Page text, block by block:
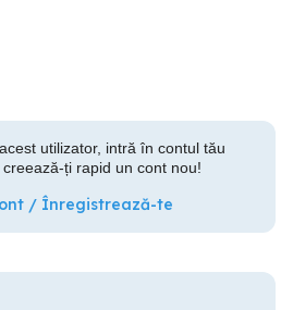
utilizator, intră în contul tău
ți rapid un cont nou!
/ Înregistrează-te